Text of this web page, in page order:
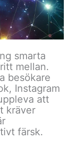
smarta
mellan.
besökare
Instagram
att
kräver
färsk.